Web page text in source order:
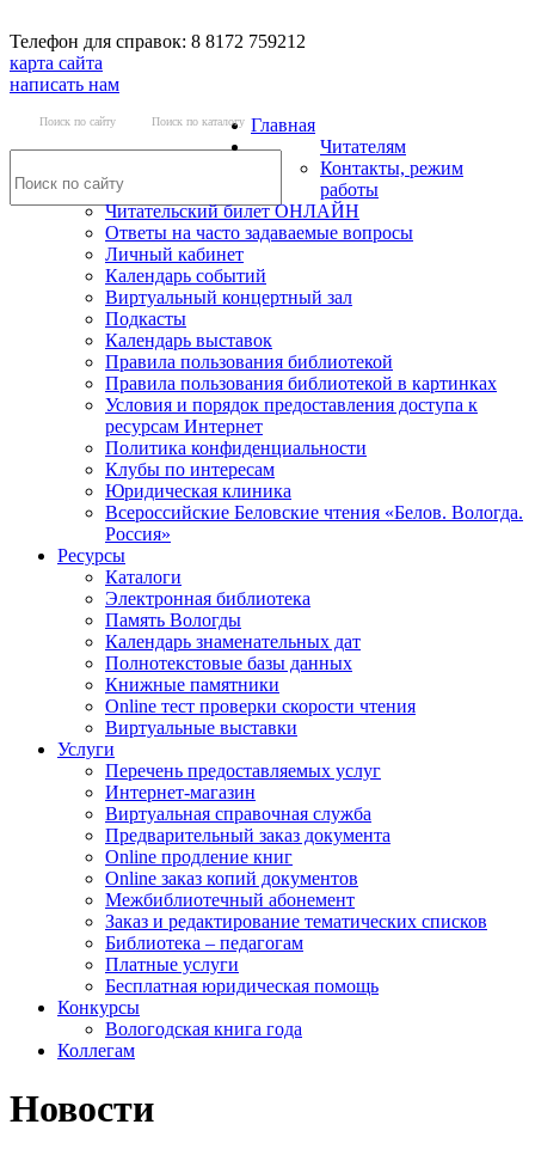
Телефон для справок: 8 8172 759212
карта сайта
написать нам
Поиск по сайту Поиск по каталогу Главная
Читателям
Контакты, режим
работы
Читательский билет ОНЛАЙН
Ответы на часто задаваемые вопросы
Личный кабинет
Календарь событий
Виртуальный концертный зал
Подкасты
Календарь выставок
Правила пользования библиотекой
Правила пользования библиотекой в картинках
Условия и порядок предоставления доступа к
ресурсам Интернет
Политика конфиденциальности
Клубы по интересам
Юридическая клиника
Всероссийские Беловские чтения «Белов. Вологда.
Россия»
Ресурсы
Каталоги
Электронная библиотека
Память Вологды
Календарь знаменательных дат
Полнотекстовые базы данных
Книжные памятники
Online тест проверки скорости чтения
Виртуальные выставки
Услуги
Перечень предоставляемых услуг
Интернет-магазин
Виртуальная справочная служба
Предварительный заказ документа
Online продление книг
Online заказ копий документов
Межбиблиотечный абонемент
Заказ и редактирование тематических списков
Библиотека – педагогам
Платные услуги
Бесплатная юридическая помощь
Конкурсы
Вологодская книга года
Коллегам
Новости